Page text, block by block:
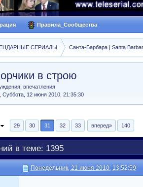
Правила_Сообщества
СЕРИАЛЫ Санта-Барбара | Santa
в строю
впечатления
,Суббота, 12 июня 2010, 21:35:30
29 30 31 32 33 вперед» 140
в теме: 1395
Понедельник, 21 июня 2010, 13:52:59